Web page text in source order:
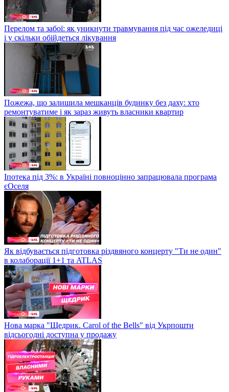
Перелом та забої: як уникнути травмування під час ожеледиці
і у скільки обійдеться лікування
Пожежа, що залишила мешканців будинку без даху: хто
ремонтуватиме і як зараз живуть власники квартир
Іпотека під 3%: в Україні повноцінно запрацювала програма
єОселя
Як відбувається підготовка різдвяного концерту "Ти не один"
в колаборації 1+1 та ATLAS
Нова марка "Щедрик. Carol of the Bells" від Укрпошти
відсьогодні доступна у продажу